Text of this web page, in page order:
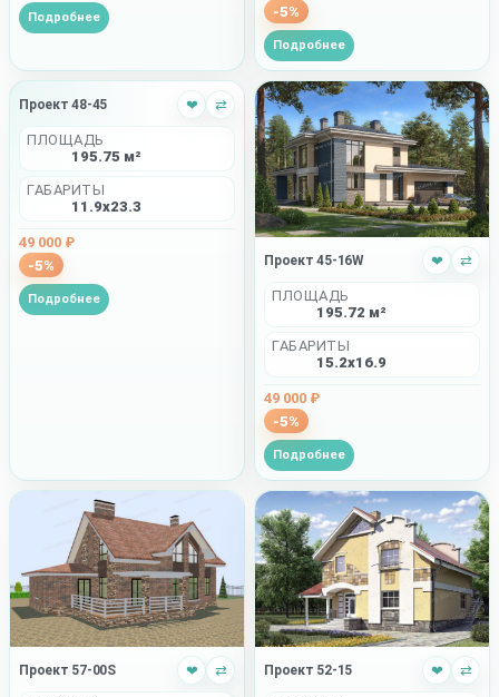
Подробнее -5%
Подробнее
Проект 48-45 ❤ ⇄
ПЛОЩАДЬ
195.75 м²
ГАБАРИТЫ
11.9x23.3
49 000 ₽
-5%
Подробнее
Проект 45-16W ❤ ⇄
ПЛОЩАДЬ
195.72 м²
ГАБАРИТЫ
15.2x16.9
49 000 ₽
-5%
Подробнее
Проект 57-00S ❤ ⇄ Проект 52-15 ❤ ⇄